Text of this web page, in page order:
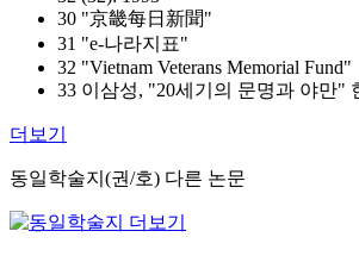
30 "京畿每日新聞"
31 "e-나라지표"
32 "Vietnam Veterans Memorial Fund"
33 이삼성, "20세기의 문명과 야만"
더보기
동일학술지(권/호) 다른 논문